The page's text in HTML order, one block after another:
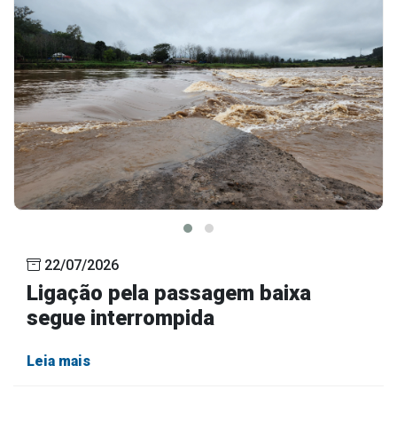
22/07/2026
Ligação pela passagem baixa
segue interrompida
Leia mais